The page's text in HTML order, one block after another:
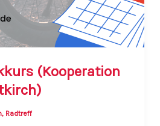
(Kooperation
, Radtreff